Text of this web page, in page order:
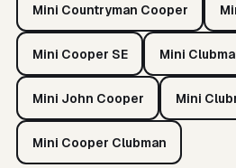
Mini Countryman Cooper
Mini Cooper SE Mini
Mini John Cooper Mini
Mini Cooper Clubman